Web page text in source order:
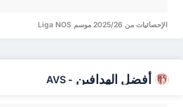
الإحصائيات من 2025/26 موسم Liga NOS
أفضل الهدافين -
AVS